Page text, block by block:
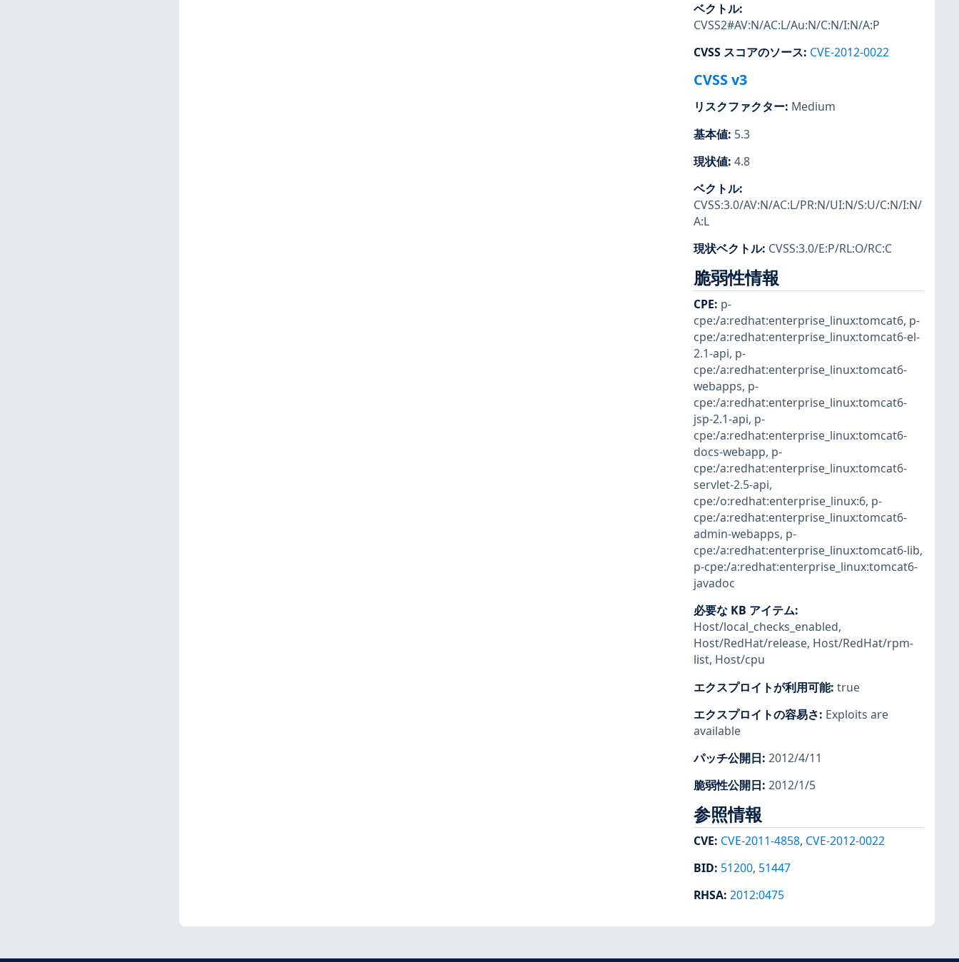
ベクトル:
CVSS2#AV:N/AC:L/Au:N/C:N/I:N/A:P
CVSS スコアのソース: CVE-2012-0022
CVSS v3
リスクファクター: Medium
基本値: 5.3
現状値: 4.8
ベクトル:
CVSS:3.0/AV:N/AC:L/PR:N/UI:N/S:U/C:N/I:N/
A:L
現状ベクトル: CVSS:3.0/E:P/RL:O/RC:C
脆弱性情報
CPE: p-
cpe:/a:redhat:enterprise_linux:tomcat6, p-
cpe:/a:redhat:enterprise_linux:tomcat6-el-
2.1-api, p-
cpe:/a:redhat:enterprise_linux:tomcat6-
webapps, p-
cpe:/a:redhat:enterprise_linux:tomcat6-
jsp-2.1-api, p-
cpe:/a:redhat:enterprise_linux:tomcat6-
docs-webapp, p-
cpe:/a:redhat:enterprise_linux:tomcat6-
servlet-2.5-api,
cpe:/o:redhat:enterprise_linux:6, p-
cpe:/a:redhat:enterprise_linux:tomcat6-
admin-webapps, p-
cpe:/a:redhat:enterprise_linux:tomcat6-lib,
p-cpe:/a:redhat:enterprise_linux:tomcat6-
javadoc
必要な KB アイテム:
Host/local_checks_enabled,
Host/RedHat/release, Host/RedHat/rpm-
list, Host/cpu
エクスプロイトが利用可能: true
エクスプロイトの容易さ: Exploits are
available
パッチ公開日: 2012/4/11
脆弱性公開日: 2012/1/5
参照情報
CVE: CVE-2011-4858, CVE-2012-0022
BID: 51200, 51447
RHSA: 2012:0475